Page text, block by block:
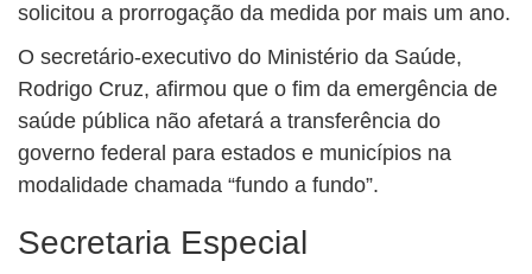
solicitou a prorrogação da medida por mais um ano.
O secretário-executivo do Ministério da Saúde,
Rodrigo Cruz, afirmou que o fim da emergência de
saúde pública não afetará a transferência do
governo federal para estados e municípios na
modalidade chamada “fundo a fundo”.
Secretaria Especial